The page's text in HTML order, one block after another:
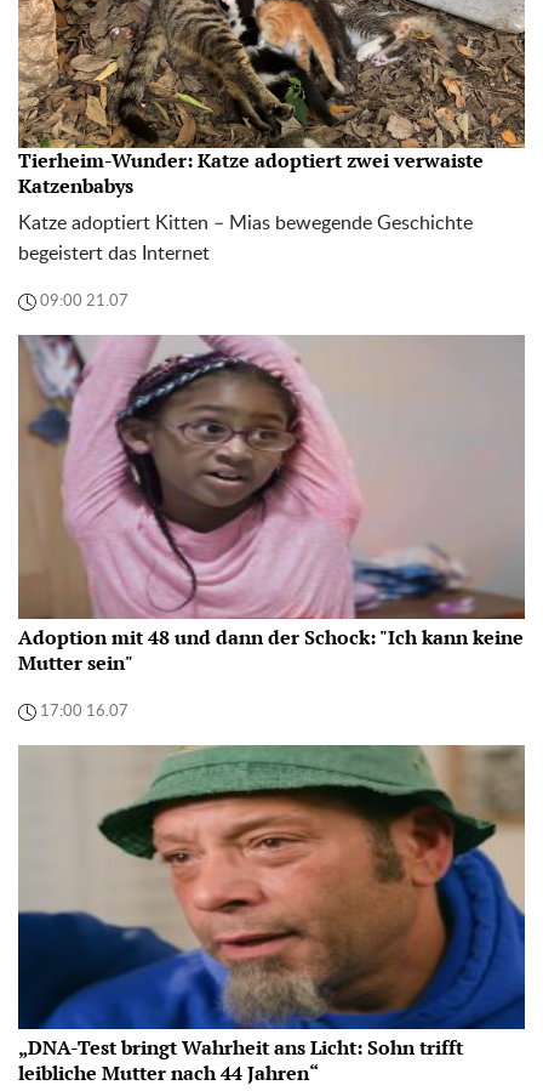
Tierheim-Wunder: Katze adoptiert zwei verwaiste
Katzenbabys
Katze adoptiert Kitten – Mias bewegende Geschichte
begeistert das Internet
09:00 21.07
Adoption mit 48 und dann der Schock: "Ich kann keine
Mutter sein"
17:00 16.07
„DNA-Test bringt Wahrheit ans Licht: Sohn trifft
leibliche Mutter nach 44 Jahren“